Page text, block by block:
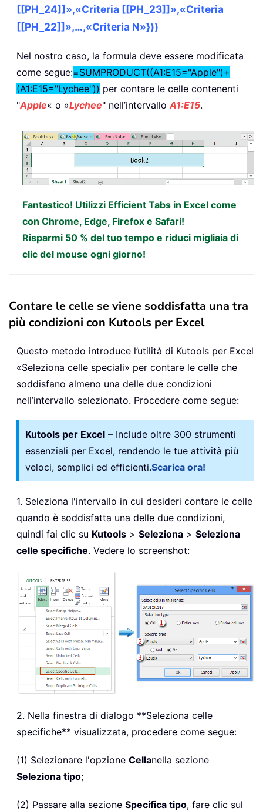
[[PH_24]]»,«Criteria [[PH_23]]»,«Criteria
[[PH_22]]»,…,«Criteria N»}))
Nel nostro caso, la formula deve essere modificata
come segue:=SUMPRODUCT((A1:E15="Apple")+
(A1:E15="Lychee")) per contare le celle contenenti
"Apple« o »Lychee" nell’intervallo A1:E15.
Fantastico! Utilizzi Efficient Tabs in Excel come
con Chrome, Edge, Firefox e Safari!
Risparmi 50 % del tuo tempo e riduci migliaia di
clic del mouse ogni giorno!
Contare le celle se viene soddisfatta una tra
più condizioni con Kutools per Excel
Questo metodo introduce l’utilità di Kutools per Excel
«Seleziona celle speciali» per contare le celle che
soddisfano almeno una delle due condizioni
nell’intervallo selezionato. Procedere come segue:
Kutools per Excel – Include oltre 300 strumenti
essenziali per Excel, rendendo le tue attività più
veloci, semplici ed efficienti.Scarica ora!
1. Seleziona l'intervallo in cui desideri contare le celle
quando è soddisfatta una delle due condizioni,
quindi fai clic su Kutools > Seleziona > Seleziona
celle specifiche. Vedere lo screenshot:
2. Nella finestra di dialogo **Seleziona celle
specifiche** visualizzata, procedere come segue:
(1) Selezionare l'opzione Cellanella sezione
Seleziona tipo;
(2) Passare alla sezione Specifica tipo, fare clic sul